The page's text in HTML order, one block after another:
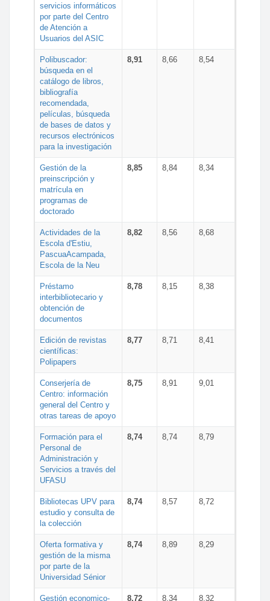
servicios informáticos
por parte del Centro
de Atención a
Usuarios del ASIC
Polibuscador:
búsqueda en el
catálogo de libros,
bibliografía
recomendada,
películas, búsqueda
de bases de datos y
recursos electrónicos
para la investigación
8,91 8,66 8,54
Gestión de la
preinscripción y
matrícula en
programas de
doctorado
8,85 8,84 8,34
Actividades de la
Escola d'Estiu,
PascuaAcampada,
Escola de la Neu
8,82 8,56 8,68
Préstamo
interbibliotecario y
obtención de
documentos
8,78 8,15 8,38
Edición de revistas
científicas:
Polipapers
8,77 8,71 8,41
Conserjería de
Centro: información
general del Centro y
otras tareas de apoyo
8,75 8,91 9,01
Formación para el
Personal de
Administración y
Servicios a través del
UFASU
8,74 8,74 8,79
Bibliotecas UPV para
estudio y consulta de
la colección
8,74 8,57 8,72
Oferta formativa y
gestión de la misma
por parte de la
Universidad Sénior
8,74 8,89 8,29
Gestión economico- 8,72 8,34 8,32